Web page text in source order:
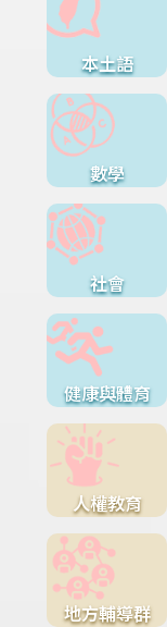
本土語
數學
社會
健康與體育
人權教育
地方輔導群